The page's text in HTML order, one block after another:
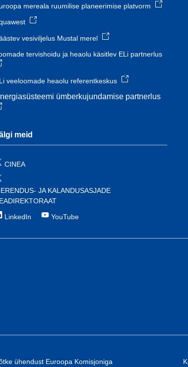
mereala ruumilise planeerimise platvorm
vesiviljelus Mustal merel
tervishoidu ja heaolu käsitlev ELi partnerlus
veeloomade heaolu referentkeskus
ümberkujundamise partnerlus
meid
CINEA
JA KALANDUSASJADE
LinkedIn YouTube
ühendust Euroopa Komisjoniga